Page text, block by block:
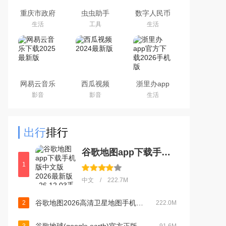
重庆市政府
渝快办app
官方版
生活
虫虫助手
2026最新版
游戏盒子
工具
数字人民币
试点版官方
app安卓版
生活
网易云音乐
下载2025最
新版
影音
西瓜视频
2024最新版
影音
浙里办app
官方下载
2026手机版
生活
出行排行
1
谷歌地图app下载手机版中文版2026最新版v26.12.03手机版
中文 / 222.7M
2 222.0M